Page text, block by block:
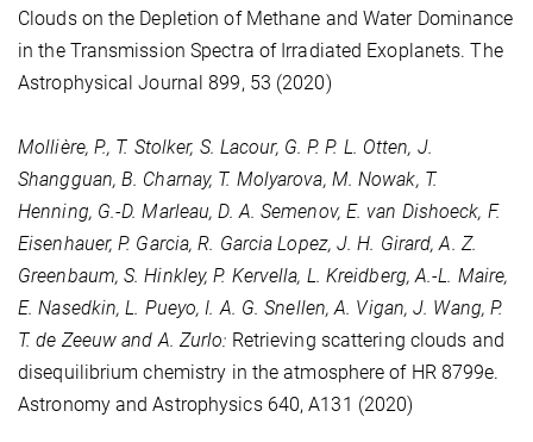
Clouds on the Depletion of Methane and Water Dominance
in the Transmission Spectra of Irradiated Exoplanets. The
Astrophysical Journal899, 53 (2020)
Mollière, P., T. Stolker, S. Lacour, G. P. P. L. Otten, J.
Shangguan, B. Charnay, T. Molyarova, M. Nowak, T.
Henning, G.-D. Marleau, D. A. Semenov, E. van Dishoeck, F.
Eisenhauer, P. Garcia, R. Garcia Lopez, J. H. Girard, A. Z.
Greenbaum, S. Hinkley, P. Kervella, L. Kreidberg, A.-L. Maire,
E. Nasedkin, L. Pueyo, I. A. G. Snellen, A. Vigan, J. Wang, P.
T. de Zeeuw and A. Zurlo: Retrieving scattering clouds and
disequilibrium chemistry in the atmosphere of HR 8799e.
Astronomy and Astrophysics 640, A131 (2020)